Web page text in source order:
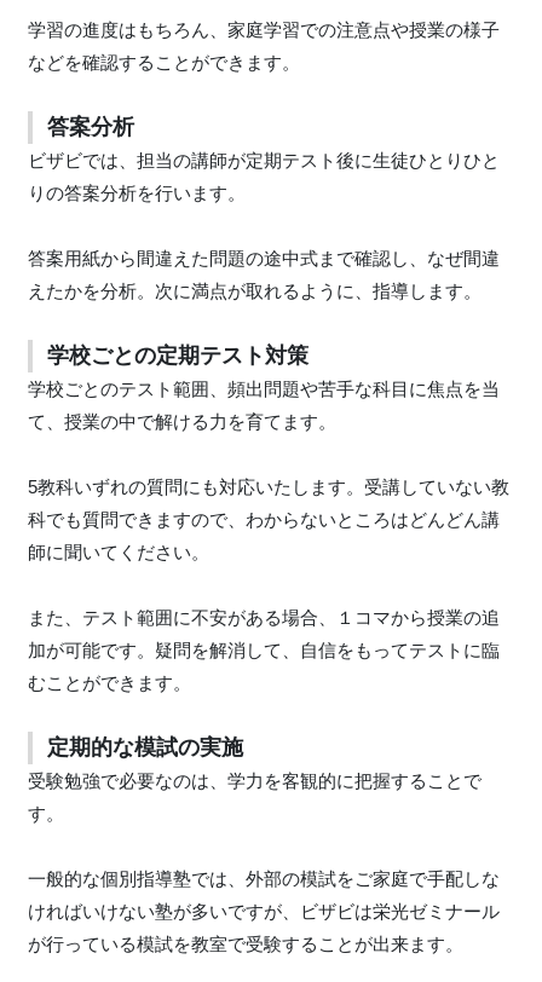
学習の進度はもちろん、家庭学習での注意点や授業の様子
などを確認することができます。
答案分析
ビザビでは、担当の講師が定期テスト後に生徒ひとりひと
りの答案分析を行います。
答案用紙から間違えた問題の途中式まで確認し、なぜ間違
えたかを分析。次に満点が取れるように、指導します。
学校ごとの定期テスト対策
学校ごとのテスト範囲、頻出問題や苦手な科目に焦点を当
て、授業の中で解ける力を育てます。
5教科いずれの質問にも対応いたします。受講していない教
科でも質問できますので、わからないところはどんどん講
師に聞いてください。
また、テスト範囲に不安がある場合、１コマから授業の追
加が可能です。疑問を解消して、自信をもってテストに臨
むことができます。
定期的な模試の実施
受験勉強で必要なのは、学力を客観的に把握することで
す。
一般的な個別指導塾では、外部の模試をご家庭で手配しな
ければいけない塾が多いですが、ビザビは栄光ゼミナール
が行っている模試を教室で受験することが出来ます。